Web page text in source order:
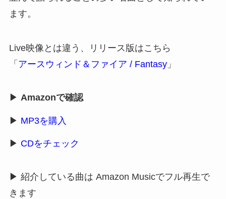
ます。
Live映像とは違う、リリース版はこちら
「 アースウィンド＆ファイア / Fantasy」
▶ Amazonで確認
▶ MP3を購入
▶ CDをチェック
▶ 紹介している曲は Amazon Musicでフル再生で
きます